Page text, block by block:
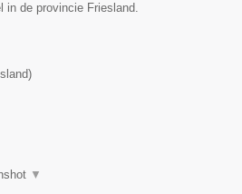
in de provincie Friesland.
)
▼